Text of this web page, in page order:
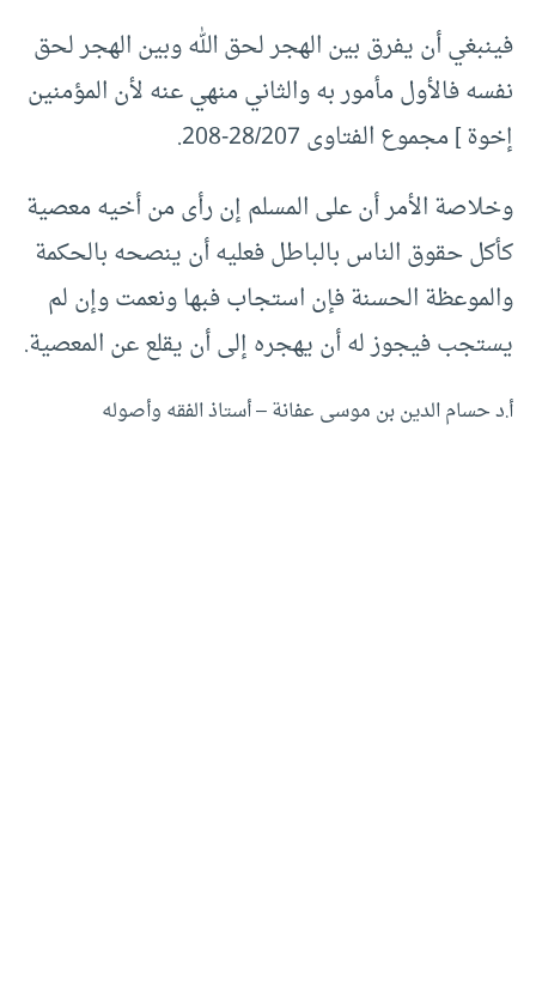
فينبغي أن يفرق بين الهجر لحق الله وبين الهجر لحق
نفسه فالأول مأمور به والثاني منهي عنه لأن المؤمنين
إخوة ] مجموع الفتاوى 28/207-208.
وخلاصة الأمر أن على المسلم إن رأى من أخيه معصية
كأكل حقوق الناس بالباطل فعليه أن ينصحه بالحكمة
والموعظة الحسنة فإن استجاب فبها ونعمت وإن لم
يستجب فيجوز له أن يهجره إلى أن يقلع عن المعصية.
أ.د حسام الدين بن موسى عفانة – أستاذ الفقه وأصوله